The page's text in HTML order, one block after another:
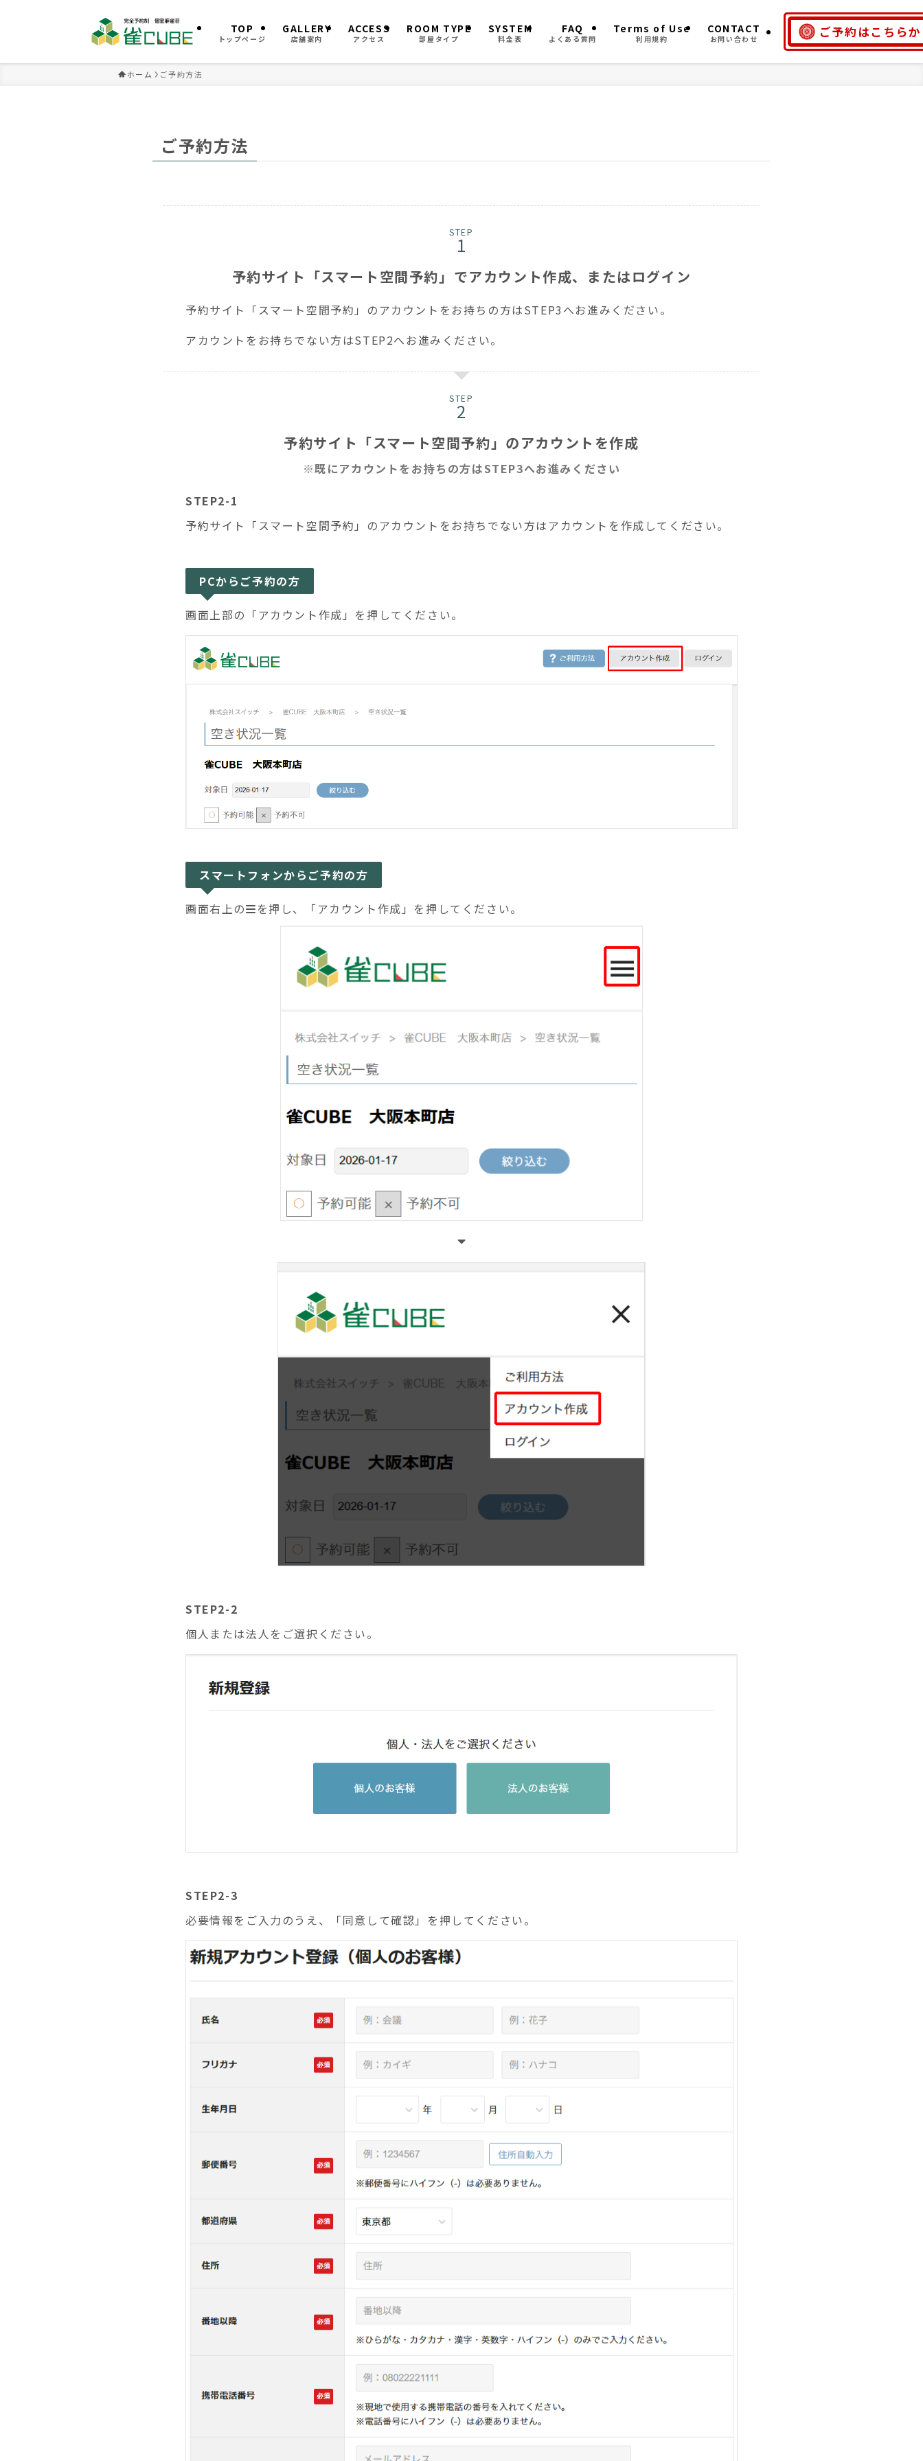
TOP
トップページ
GALLERY
店舗案内
ACCESS
アクセス
ROOM TYPE
部屋タイプ
SYSTEM
料金表
FAQ
よくある質問
Terms of Use
利用規約
CONTACT
お問い合わせ ご予約はこちら
ホーム ご予約方法
ご予約方法
STEP
予約サイト「スマート空間予約」でアカウント作成、またはログイン
予約サイト「スマート空間予約」のアカウントをお持ちの方はSTEP3へお進みください。
アカウントをお持ちでない方はSTEP2へお進みください。
STEP
予約サイト「スマート空間予約」のアカウントを作成
※既にアカウントをお持ちの方はSTEP3へお進みください
STEP2-1
予約サイト「スマート空間予約」のアカウントをお持ちでない方はアカウントを作成してください。
PCからご予約の方
画面上部の「アカウント作成」を押してください。
スマートフォンからご予約の方
画面右上の を押し、「アカウント作成」を押してください。
STEP2-2
個人または法人をご選択ください。
STEP2-3
必要情報をご入力のうえ、「同意して確認」を押してください。